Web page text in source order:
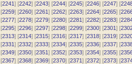
[2241] [2242] [2243] [2244] [2245] [2246] [2247] [
[2259] [2260] [2261] [2262] [2263] [2264] [2265] [
[2277] [2278] [2279] [2280] [2281] [2282] [2283] [
[2295] [2296] [2297] [2298] [2299] [2300] [2301] [
[2313] [2314] [2315] [2316] [2317] [2318] [2319] [
[2331] [2332] [2333] [2334] [2335] [2336] [2337] [
[2349] [2350] [2351] [2352] [2353] [2354] [2355] [
[2367] [2368] [2369] [2370] [2371] [2372] [2373] [